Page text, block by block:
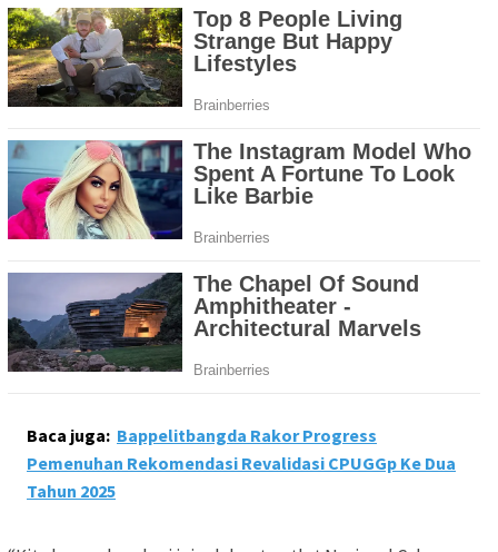
Baca juga: Bappelitbangda Rakor Progress
Pemenuhan Rekomendasi Revalidasi CPUGGp Ke Dua
Tahun 2025